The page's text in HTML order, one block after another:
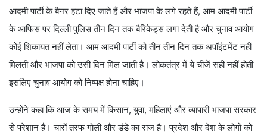
आदमी पार्टी के बैनर हटा दिए जाते हैं और भाजपा के लगे रहते हैं, आम आदमी पार्टी
के आफिस पर दिल्ली पुलिस तीन दिन तक बैरिकेड्स लगा देती है और चुनाव आयोग
कोई शिकायत नहीं लेता। आम आदमी पार्टी को तीन तीन दिन तक अपॉइंटमेंट नहीं
मिलती और भाजपा को उसी दिन मिल जाती है। लोकतंत्र में ये चीजें सही नहीं होती
इसलिए चुनाव आयोग को निष्पक्ष होना चाहिए।
उन्होंने कहा कि आज के समय में किसान, युवा, महिलाएं और व्यापारी भाजपा सरकार
से परेशान हैं। चारों तरफ गोली और डंडे का राज है। प्रदेश और देश के लोगों को